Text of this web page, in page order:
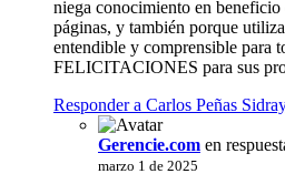
niega conocimiento en
páginas, y también porque
entendible y comprensible para
FELICITACIONES para sus
Responder a Carlos Peñas
Gerencie.com en
marzo 1 de 2025